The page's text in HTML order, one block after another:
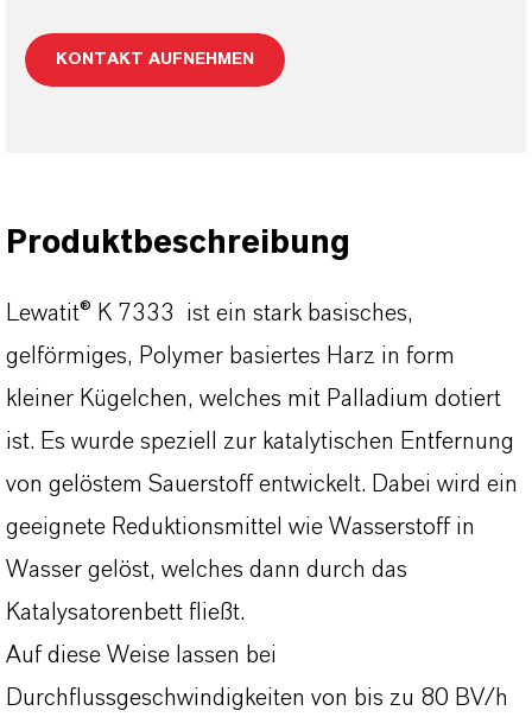
KONTAKT AUFNEHMEN
Produktbeschreibung
Lewatit® K 7333 ist ein stark basisches,
gelförmiges, Polymer basiertes Harz in form
kleiner Kügelchen, welches mit Palladium dotiert
ist. Es wurde speziell zur katalytischen Entfernung
von gelöstem Sauerstoff entwickelt. Dabei wird ein
geeignete Reduktionsmittel wie Wasserstoff in
Wasser gelöst, welches dann durch das
Katalysatorenbett fließt.
Auf diese Weise lassen bei
Durchflussgeschwindigkeiten von bis zu 80 BV/h